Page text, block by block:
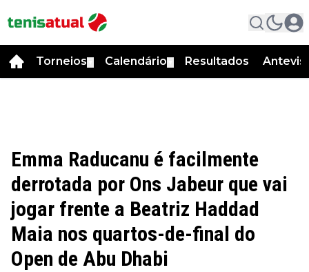
Torneios Calendário Resultados
Emma Raducanu é facilmente
derrotada por Ons Jabeur que vai
jogar frente a Beatriz Haddad
Maia nos quartos-de-final do
Open de Abu Dhabi